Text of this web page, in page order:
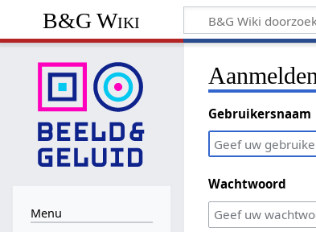
B&G Wiki
Aanmelden
Gebruikersnaam
Wachtwoord
Menu